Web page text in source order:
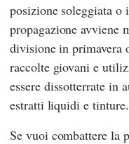
posizione soleggiata o
propagazione avviene
divisione in primavera
raccolte giovani e
essere dissotterrate in
estratti liquidi e tinture.
Se vuoi combattere la